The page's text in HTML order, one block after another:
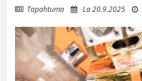
 Tapahtuma  La 20.9.2025 